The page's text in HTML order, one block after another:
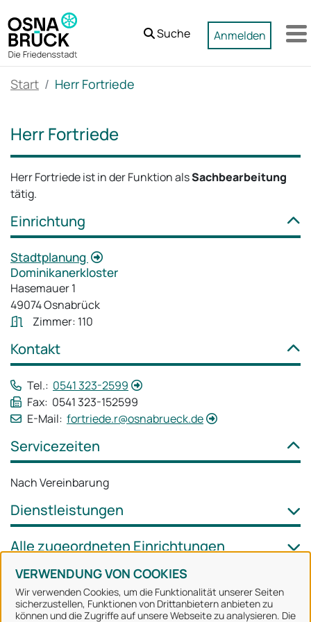
Zum Hauptinhalt springen
VERWENDUNG VON COOKIES
Wir verwenden Cookies, um die Funktionalität unserer Seiten
sicherzustellen, Funktionen von Drittanbietern anbieten zu
können und die Zugriffe auf unsere Webseite zu analysieren. Die
Suche Anmelden
Start Herr Fortriede
Herr Fortriede
Herr Fortriede ist in der Funktion alsSachbearbeitung
tätig.
Einrichtung
Stadtplanung
Dominikanerkloster
Hasemauer 1
49074 Osnabrück
Zimmer: 110
Kontakt
Tel.: 0541 323-2599
Fax: 0541 323-152599
E-Mail: fortriede.r@osnabrueck.de
Servicezeiten
Nach Vereinbarung
Dienstleistungen
Alle zugeordneten Einrichtungen